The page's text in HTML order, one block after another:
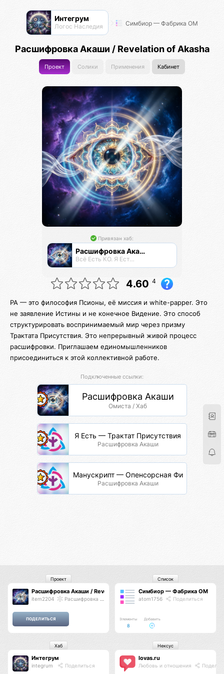
Интегрум
Логос Наследия Симбиор — Фабрика ОМ
Расшифровка Акаши / Revelation of Akasha
Проект Солики Применения Кабинет
Привязан хаб:
Расшифровка Акаши
Всё Есть КО. Я Есть КО.
4.60 4
РА — это философия Псионы, её миссия и white-papper. Это
не заявление Истины и не конечное Видение. Это способ
структурировать воспринимаемый мир через призму
Трактата Присутствия. Это непрерывный живой процесс
расшифровки. Приглашаем единомышленников
присоединиться к этой коллективной работе.
Подключенные ссылки:
Расшифровка Акаши
Омиста / Хаб
Я Есть — Трактат Присутствия
Расшифровка Акаши
Манускрипт — Опенсорсная Философия
Расшифровка Акаши
Расшифровка Акаши / Revelation of Akasha
item2204 Расшифровка Акаши
Проект
Симбиор — Фабрика ОМ
atom1756 Поделиться
Элементы
8
Добавить
Список
Интегрум
integrum Поделиться
Хаб
lovas.ru
Любовь и отношения
Нексус